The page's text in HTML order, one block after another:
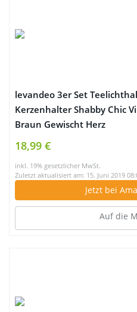
levandeo 3er Set
Kerzenhalter Shabby Chic
Braun Gewischt Herz
18,99 €
inkl. 19% gesetzlicher MwSt.
Zuletzt aktualisiert am: 15. Juni 2019
Jetzt bei
Auf die